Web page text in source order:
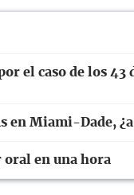
el caso de los 43
en Miami-Dade,
oral en una hora